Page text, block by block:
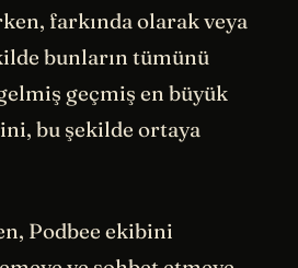
farkında olarak veya
bunların tümünü
geçmiş en büyük
bu şekilde ortaya
Podbee ekibini